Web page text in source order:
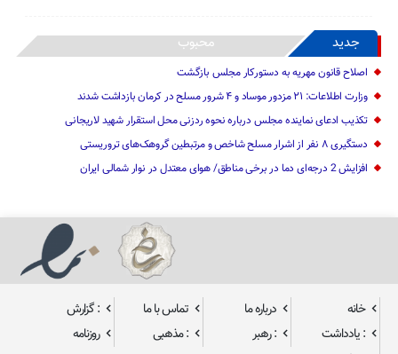
جدید محبوب
اصلاح قانون مهریه به دستورکار مجلس بازگشت
وزارت اطلاعات: ۲۱ مزدور موساد و ۴ شرور مسلح در کرمان بازداشت شدند
تکذیب ادعای نماینده مجلس درباره نحوه ردزنی محل استقرار شهید لاریجانی
دستگیری ۸ نفر از اشرار مسلح شاخص و مرتبطین گروهک‌های تروریستی
افزایش 2 درجه‌ای دما در برخی مناطق/ هوای معتدل در نوار شمالی ایران
خانه درباره ما تماس با ما
: گزارش
: یادداشت
: رهبر : مذهبی
روزنامه